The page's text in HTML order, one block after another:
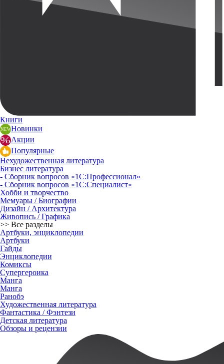
Книги
Новинки
Акции
Популярные
Нехудожественная литература
Бизнес литература
- Сборник вопросов «1С:Профессионал»
- Сборник вопросов «1С:Специалист»
Хобби и творчество
Мемуары / Биографии
Дизайн / Архитектура
Живопись / Графика
>> Все разделы
Артбуки, энциклопедии
Артбуки
Гайды
Энциклопедии
Комиксы
Супергероика
Манга
Манга
Ранобэ
Художественная литература
Фантастика / Фэнтези
Детская литература
Обзоры и рецензии